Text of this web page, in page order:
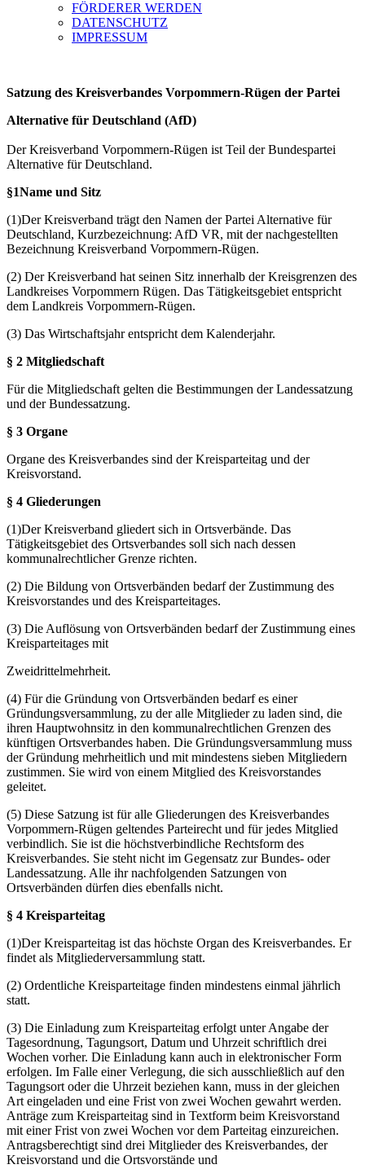
FÖRDERER WERDEN
DATENSCHUTZ
IMPRESSUM
Satzung des Kreisverbandes Vorpommern-Rügen der Partei
Alternative für Deutschland (AfD)
Der Kreisverband Vorpommern-Rügen ist Teil der Bundespartei
Alternative für Deutschland.
§1Name und Sitz
(1)Der Kreisverband trägt den Namen der Partei Alternative für
Deutschland, Kurzbezeichnung: AfD VR, mit der nachgestellten
Bezeichnung Kreisverband Vorpommern-Rügen.
(2) Der Kreisverband hat seinen Sitz innerhalb der Kreisgrenzen des
Landkreises Vorpommern Rügen. Das Tätigkeitsgebiet entspricht
dem Landkreis Vorpommern-Rügen.
(3) Das Wirtschaftsjahr entspricht dem Kalenderjahr.
§ 2 Mitgliedschaft
Für die Mitgliedschaft gelten die Bestimmungen der Landessatzung
und der Bundessatzung.
§ 3 Organe
Organe des Kreisverbandes sind der Kreisparteitag und der
Kreisvorstand.
§ 4 Gliederungen
(1)Der Kreisverband gliedert sich in Ortsverbände. Das
Tätigkeitsgebiet des Ortsverbandes soll sich nach dessen
kommunalrechtlicher Grenze richten.
(2) Die Bildung von Ortsverbänden bedarf der Zustimmung des
Kreisvorstandes und des Kreisparteitages.
(3) Die Auflösung von Ortsverbänden bedarf der Zustimmung eines
Kreisparteitages mit
Zweidrittelmehrheit.
(4) Für die Gründung von Ortsverbänden bedarf es einer
Gründungsversammlung, zu der alle Mitglieder zu laden sind, die
ihren Hauptwohnsitz in den kommunalrechtlichen Grenzen des
künftigen Ortsverbandes haben. Die Gründungsversammlung muss
der Gründung mehrheitlich und mit mindestens sieben Mitgliedern
zustimmen. Sie wird von einem Mitglied des Kreisvorstandes
geleitet.
(5) Diese Satzung ist für alle Gliederungen des Kreisverbandes
Vorpommern-Rügen geltendes Parteirecht und für jedes Mitglied
verbindlich. Sie ist die höchstverbindliche Rechtsform des
Kreisverbandes. Sie steht nicht im Gegensatz zur Bundes- oder
Landessatzung. Alle ihr nachfolgenden Satzungen von
Ortsverbänden dürfen dies ebenfalls nicht.
§ 4 Kreisparteitag
(1)Der Kreisparteitag ist das höchste Organ des Kreisverbandes. Er
findet als Mitgliederversammlung statt.
(2) Ordentliche Kreisparteitage finden mindestens einmal jährlich
statt.
(3) Die Einladung zum Kreisparteitag erfolgt unter Angabe der
Tagesordnung, Tagungsort, Datum und Uhrzeit schriftlich drei
Wochen vorher. Die Einladung kann auch in elektronischer Form
erfolgen. Im Falle einer Verlegung, die sich ausschließlich auf den
Tagungsort oder die Uhrzeit beziehen kann, muss in der gleichen
Art eingeladen und eine Frist von zwei Wochen gewahrt werden.
Anträge zum Kreisparteitag sind in Textform beim Kreisvorstand
mit einer Frist von zwei Wochen vor dem Parteitag einzureichen.
Antragsberechtigt sind drei Mitglieder des Kreisverbandes, der
Kreisvorstand und die Ortsvorstände und